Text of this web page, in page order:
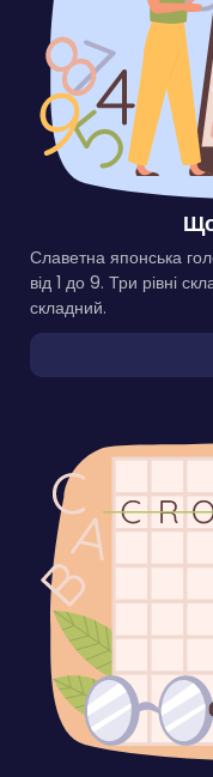
Розгадуйте новий
щоб розвинути логіку
Славетна японська
від 1 до 9. Три рівні
складний.